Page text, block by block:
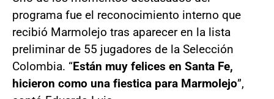
programa fue el reconocimiento interno que
recibió Marmolejo tras aparecer en la lista
preliminar de 55 jugadores de la Selección
Colombia. “Están muy felices en Santa Fe,
hicieron como una fiestica para Marmolejo”,